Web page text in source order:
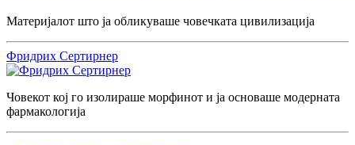
Материјалот што ја обликуваше човечката цивилизација
Фридрих Сертирнер
Човекот кој го изолираше морфинот и ја основаше модерната
фармакологија